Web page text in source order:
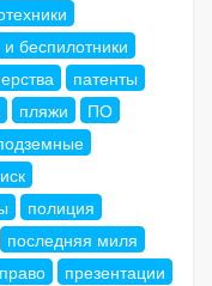
беспилотники
патенты
пляжи
ПО
полиция
последняя миля
право
презентации